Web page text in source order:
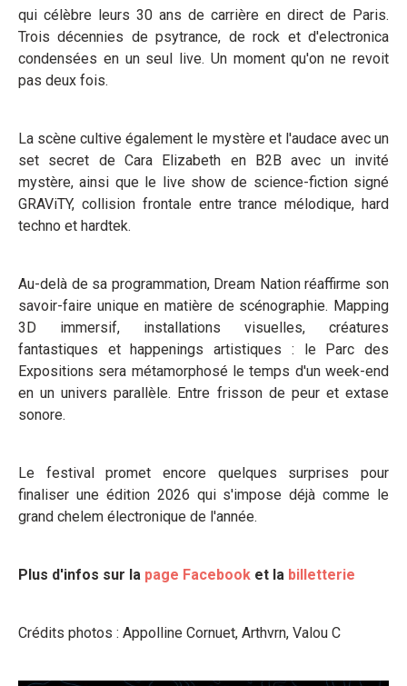
qui célèbre leurs 30 ans de carrière en direct de Paris.
Trois décennies de psytrance, de rock et d'electronica
condensées en un seul live. Un moment qu'on ne revoit
pas deux fois.
La scène cultive également le mystère et l'audace avec un
set secret de Cara Elizabeth en B2B avec un invité
mystère, ainsi que le live show de science-fiction signé
GRAViTY, collision frontale entre trance mélodique, hard
techno et hardtek.
Au-delà de sa programmation, Dream Nation réaffirme son
savoir-faire unique en matière de scénographie. Mapping
3D immersif, installations visuelles, créatures
fantastiques et happenings artistiques : le Parc des
Expositions sera métamorphosé le temps d'un week-end
en un univers parallèle. Entre frisson de peur et extase
sonore.
Le festival promet encore quelques surprises pour
finaliser une édition 2026 qui s'impose déjà comme le
grand chelem électronique de l'année.
Plus d'infos sur la page Facebook et la billetterie
Crédits photos : Appolline Cornuet, Arthvrn, Valou C